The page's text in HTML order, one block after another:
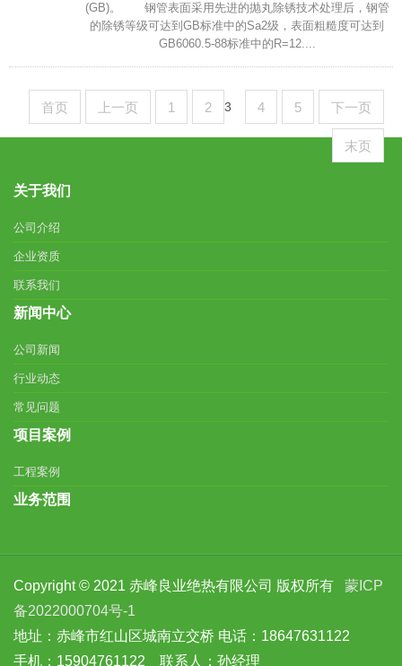
(GB)。 钢管表面采用先进的抛丸除锈技术处理后，钢管
的除锈等级可达到GB标准中的Sa2级，表面粗糙度可达到
GB6060.5-88标准中的R=12....
首页 上一页 1 2 3 4 5 下一页
末页
关于我们
公司介绍
企业资质
联系我们
新闻中心
公司新闻
行业动态
常见问题
项目案例
工程案例
业务范围
Copyright © 2021 赤峰良业绝热有限公司 版权所有 蒙ICP
备2022000704号-1
地址：赤峰市红山区城南立交桥 电话：18647631122
手机：15904761122 联系人：孙经理